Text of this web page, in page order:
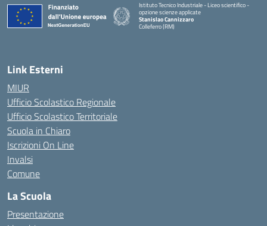
Istituto Tecnico Industriale - Liceo scientifico -
opzione scienze applicate
Stanislao Cannizzaro
Colleferro (RM)
Link Esterni
MIUR
Ufficio Scolastico Regionale
Ufficio Scolastico Territoriale
Scuola in Chiaro
Iscrizioni On Line
Invalsi
Comune
La Scuola
Presentazione